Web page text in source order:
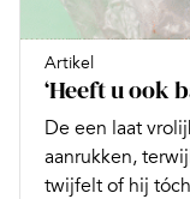
Artikel
‘Heeft u ook
De een laat
aanrukken,
twijfelt of hij